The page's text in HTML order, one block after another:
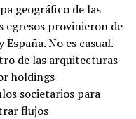
geográfico de las
egresos provinieron de
España. No es casual.
de las arquitecturas
holdings
societarios para
flujos